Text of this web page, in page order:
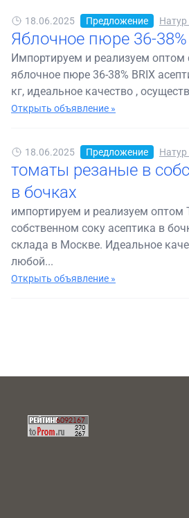
18.06.2025 Предложение Натур
Яблочное пюре 36-
Импортируем и реализуем оптом
яблочное пюре 36-38% BRIX
кг, идеальное качество ,
Открыть объявление »
18.06.2025 Предложение Натур
томаты резаные в
в бочках
импортируем и реализуем
собственном соку асептика в
склада в Москве. Идеальное
любой...
Открыть объявление »